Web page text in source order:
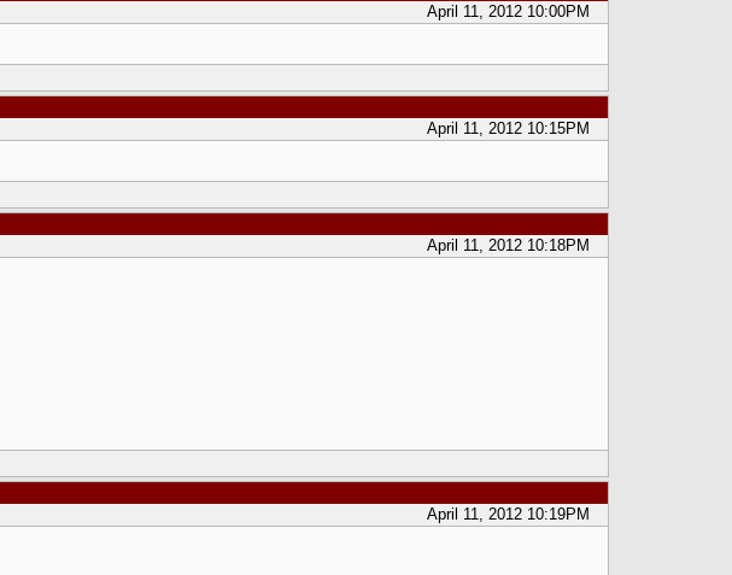
April 11, 2012 10:00PM
April 11, 2012 10:15PM
April 11, 2012 10:18PM
April 11, 2012 10:19PM